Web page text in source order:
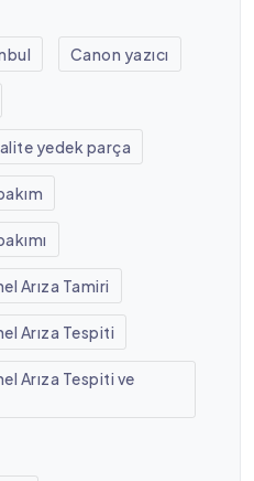
Canon yazıcı
yedek parça
Arıza Tamiri
Arıza Tespiti
Arıza Tespiti ve